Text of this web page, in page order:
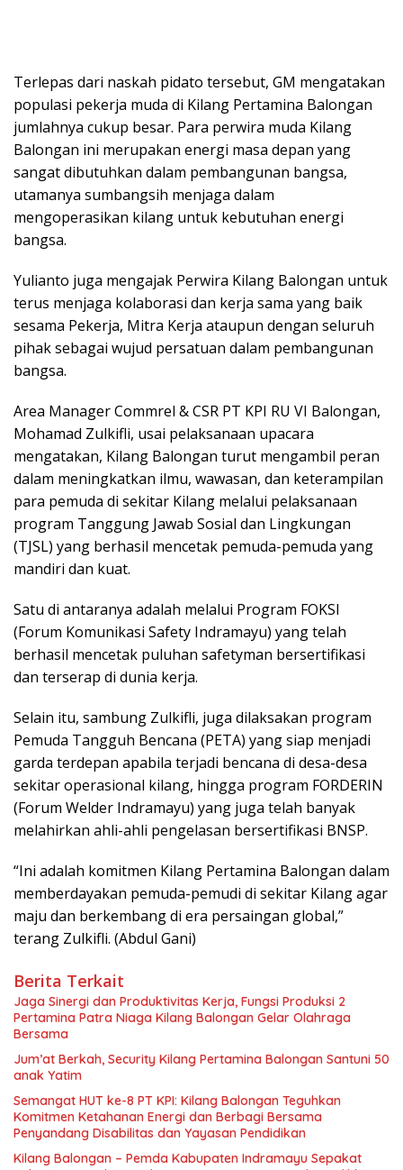
Terlepas dari naskah pidato tersebut, GM mengatakan
populasi pekerja muda di Kilang Pertamina Balongan
jumlahnya cukup besar. Para perwira muda Kilang
Balongan ini merupakan energi masa depan yang
sangat dibutuhkan dalam pembangunan bangsa,
utamanya sumbangsih menjaga dalam
mengoperasikan kilang untuk kebutuhan energi
bangsa.
Yulianto juga mengajak Perwira Kilang Balongan untuk
terus menjaga kolaborasi dan kerja sama yang baik
sesama Pekerja, Mitra Kerja ataupun dengan seluruh
pihak sebagai wujud persatuan dalam pembangunan
bangsa.
Area Manager Commrel & CSR PT KPI RU VI Balongan,
Mohamad Zulkifli, usai pelaksanaan upacara
mengatakan, Kilang Balongan turut mengambil peran
dalam meningkatkan ilmu, wawasan, dan keterampilan
para pemuda di sekitar Kilang melalui pelaksanaan
program Tanggung Jawab Sosial dan Lingkungan
(TJSL) yang berhasil mencetak pemuda-pemuda yang
mandiri dan kuat.
Satu di antaranya adalah melalui Program FOKSI
(Forum Komunikasi Safety Indramayu) yang telah
berhasil mencetak puluhan safetyman bersertifikasi
dan terserap di dunia kerja.
Selain itu, sambung Zulkifli, juga dilaksakan program
Pemuda Tangguh Bencana (PETA) yang siap menjadi
garda terdepan apabila terjadi bencana di desa-desa
sekitar operasional kilang, hingga program FORDERIN
(Forum Welder Indramayu) yang juga telah banyak
melahirkan ahli-ahli pengelasan bersertifikasi BNSP.
“Ini adalah komitmen Kilang Pertamina Balongan dalam
memberdayakan pemuda-pemudi di sekitar Kilang agar
maju dan berkembang di era persaingan global,”
terang Zulkifli. (Abdul Gani)
Berita Terkait
Jaga Sinergi dan Produktivitas Kerja, Fungsi Produksi 2
Pertamina Patra Niaga Kilang Balongan Gelar Olahraga
Bersama
Jum’at Berkah, Security Kilang Pertamina Balongan Santuni 50
anak Yatim
Semangat HUT ke-8 PT KPI: Kilang Balongan Teguhkan
Komitmen Ketahanan Energi dan Berbagi Bersama
Penyandang Disabilitas dan Yayasan Pendidikan
Kilang Balongan – Pemda Kabupaten Indramayu Sepakat